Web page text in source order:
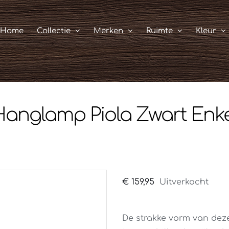
Home Collectie Merken Ruimte Kleur
Piola Zwart
€ 159,95 Uitverkocht
De strakke vorm van